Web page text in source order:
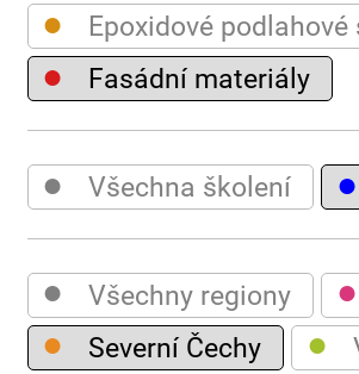
● Epoxidové podlahové
● Fasádní materiály
● Všechna školení ●
● Všechny regiony ●
● Severní Čechy ●